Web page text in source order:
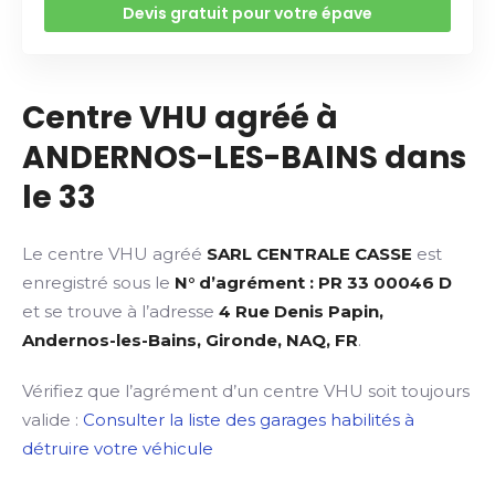
Devis gratuit pour votre épave
Centre VHU agréé à
ANDERNOS-LES-BAINS dans
le 33
Le centre VHU agréé SARL CENTRALE CASSE est
enregistré sous le N° d’agrément : PR 33 00046 D
et se trouve à l’adresse 4 Rue Denis Papin,
Andernos-les-Bains, Gironde, NAQ, FR.
Vérifiez que l’agrément d’un centre VHU soit toujours
valide : Consulter la liste des garages habilités à
détruire votre véhicule